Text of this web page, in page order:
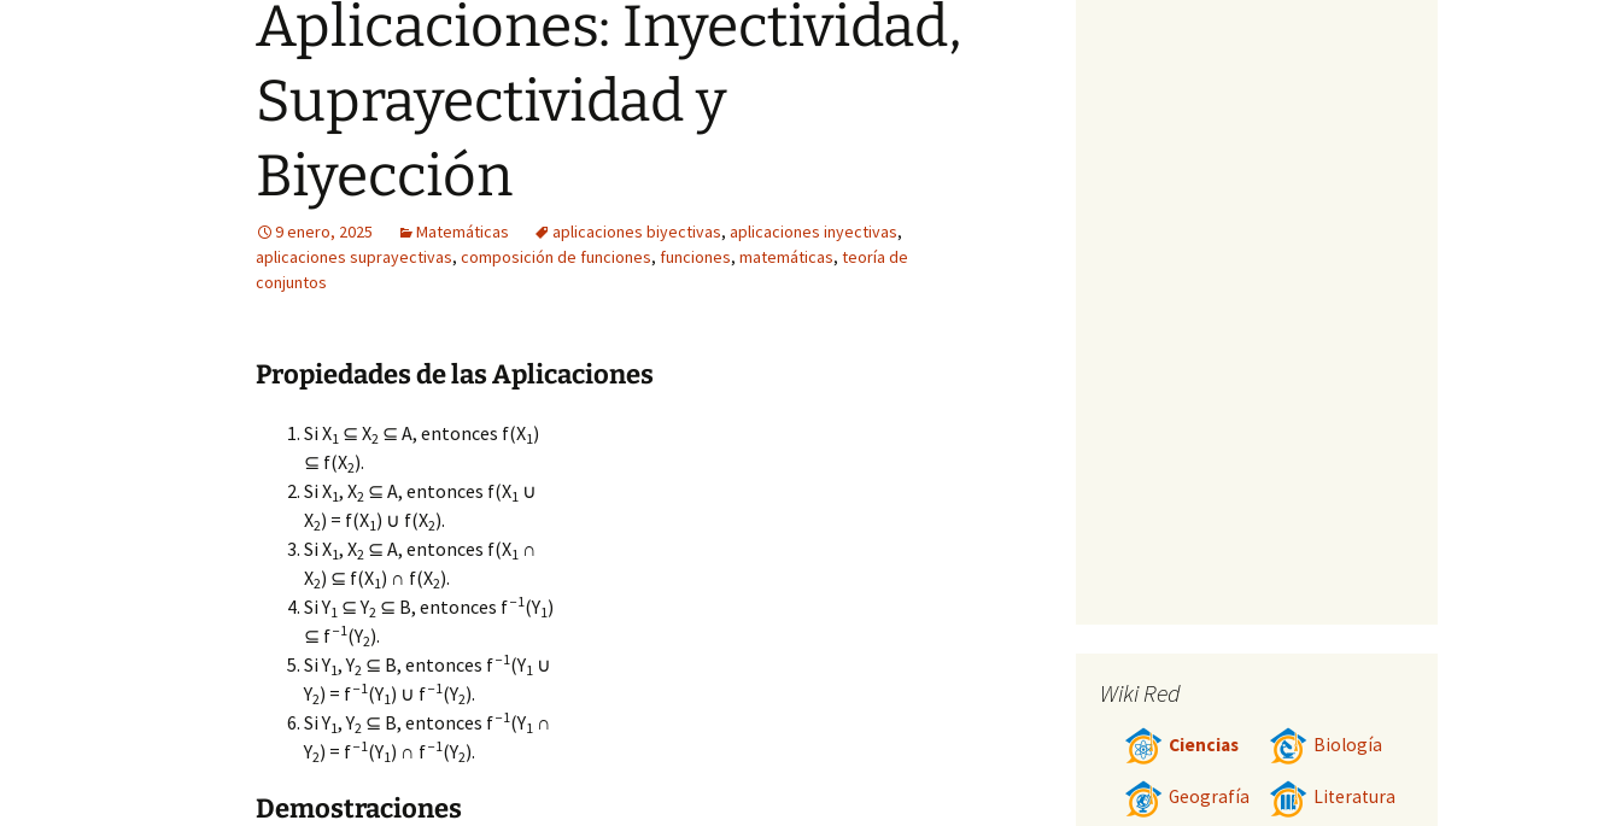
Aplicaciones: Inyectividad,
Suprayectividad y
Biyección
9 enero, 2025 Matemáticas aplicaciones biyectivas, aplicaciones inyectivas,
aplicaciones suprayectivas, composición de funciones, funciones, matemáticas, teoría de
conjuntos
Propiedades de las Aplicaciones
Si X1 ⊆ X2 ⊆ A, entonces f(X1)
⊆ f(X2).
Si X1, X2 ⊆ A, entonces f(X1 ∪
X2) = f(X1) ∪ f(X2).
Si X1, X2 ⊆ A, entonces f(X1 ∩
X2) ⊆ f(X1) ∩ f(X2).
Si Y1 ⊆ Y2 ⊆ B, entonces f−1(Y1)
⊆ f−1(Y2).
Si Y1, Y2 ⊆ B, entonces f−1(Y1 ∪
Y2) = f−1(Y1) ∪ f−1(Y2).
Si Y1, Y2 ⊆ B, entonces f−1(Y1 ∩
Y2) = f−1(Y1) ∩ f−1(Y2).
Demostraciones
Wiki Red
Ciencias Biología
Geografía Literatura